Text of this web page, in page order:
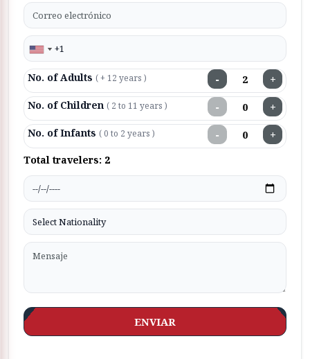
No. of Adults ( + 12 years ) − +
No. of Children ( 2 to 11 years ) − +
No. of Infants ( 0 to 2 years ) − +
Total travelers: 2
ENVIAR